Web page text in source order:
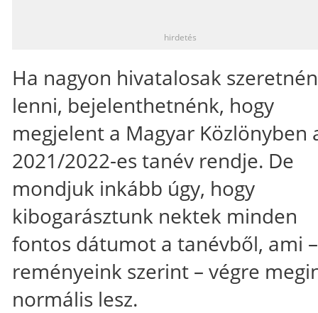
hirdetés
Ha nagyon hivatalosak
lenni, bejelenthetnénk, hogy
megjelent a Magyar Közlönyben
2021/2022-es tanév rendje. De
mondjuk inkább úgy, hogy
kibogarásztunk nektek minden
fontos dátumot a tanévből, ami –
reményeink szerint – végre
normális lesz.